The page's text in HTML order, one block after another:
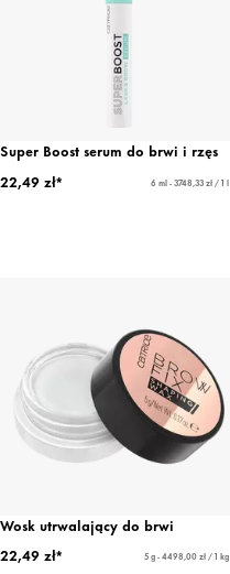
Super Boost serum do brwi i rzęs
22,49 zł*
6 ml - 3748,33 zł / 1 l
Wosk utrwalający do brwi
22,49 zł*
5 g - 4498,00 zł / 1 kg